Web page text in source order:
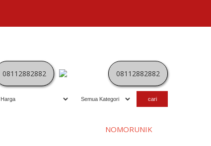
08112882882 08112882882
NOMORUNIK- nomor